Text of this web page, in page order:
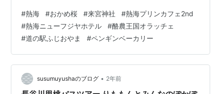
とだったので 途中下車をしました。 かわいらしいピンク
の桜🌸桜と海の景色が素晴らしいところです！ 電車なら
ではののんびり旅。 途中下車もできて楽しいものですね
🎶 さて根府川駅へ戻り再び電車に乗り 途中乗り換えて向
かったさきは来宮駅。 多くの人が降り、向かった先は…
来宮神社です。…
#熱海 #おかめ桜 #来宮神社 #熱海プリンカフェ2nd
#熱海ニューフジヤホテル #酪農王国オラッチェ
#道の駅ふじおやま #ペンギンベーカリー
susumuyushaのブログ • 2年前